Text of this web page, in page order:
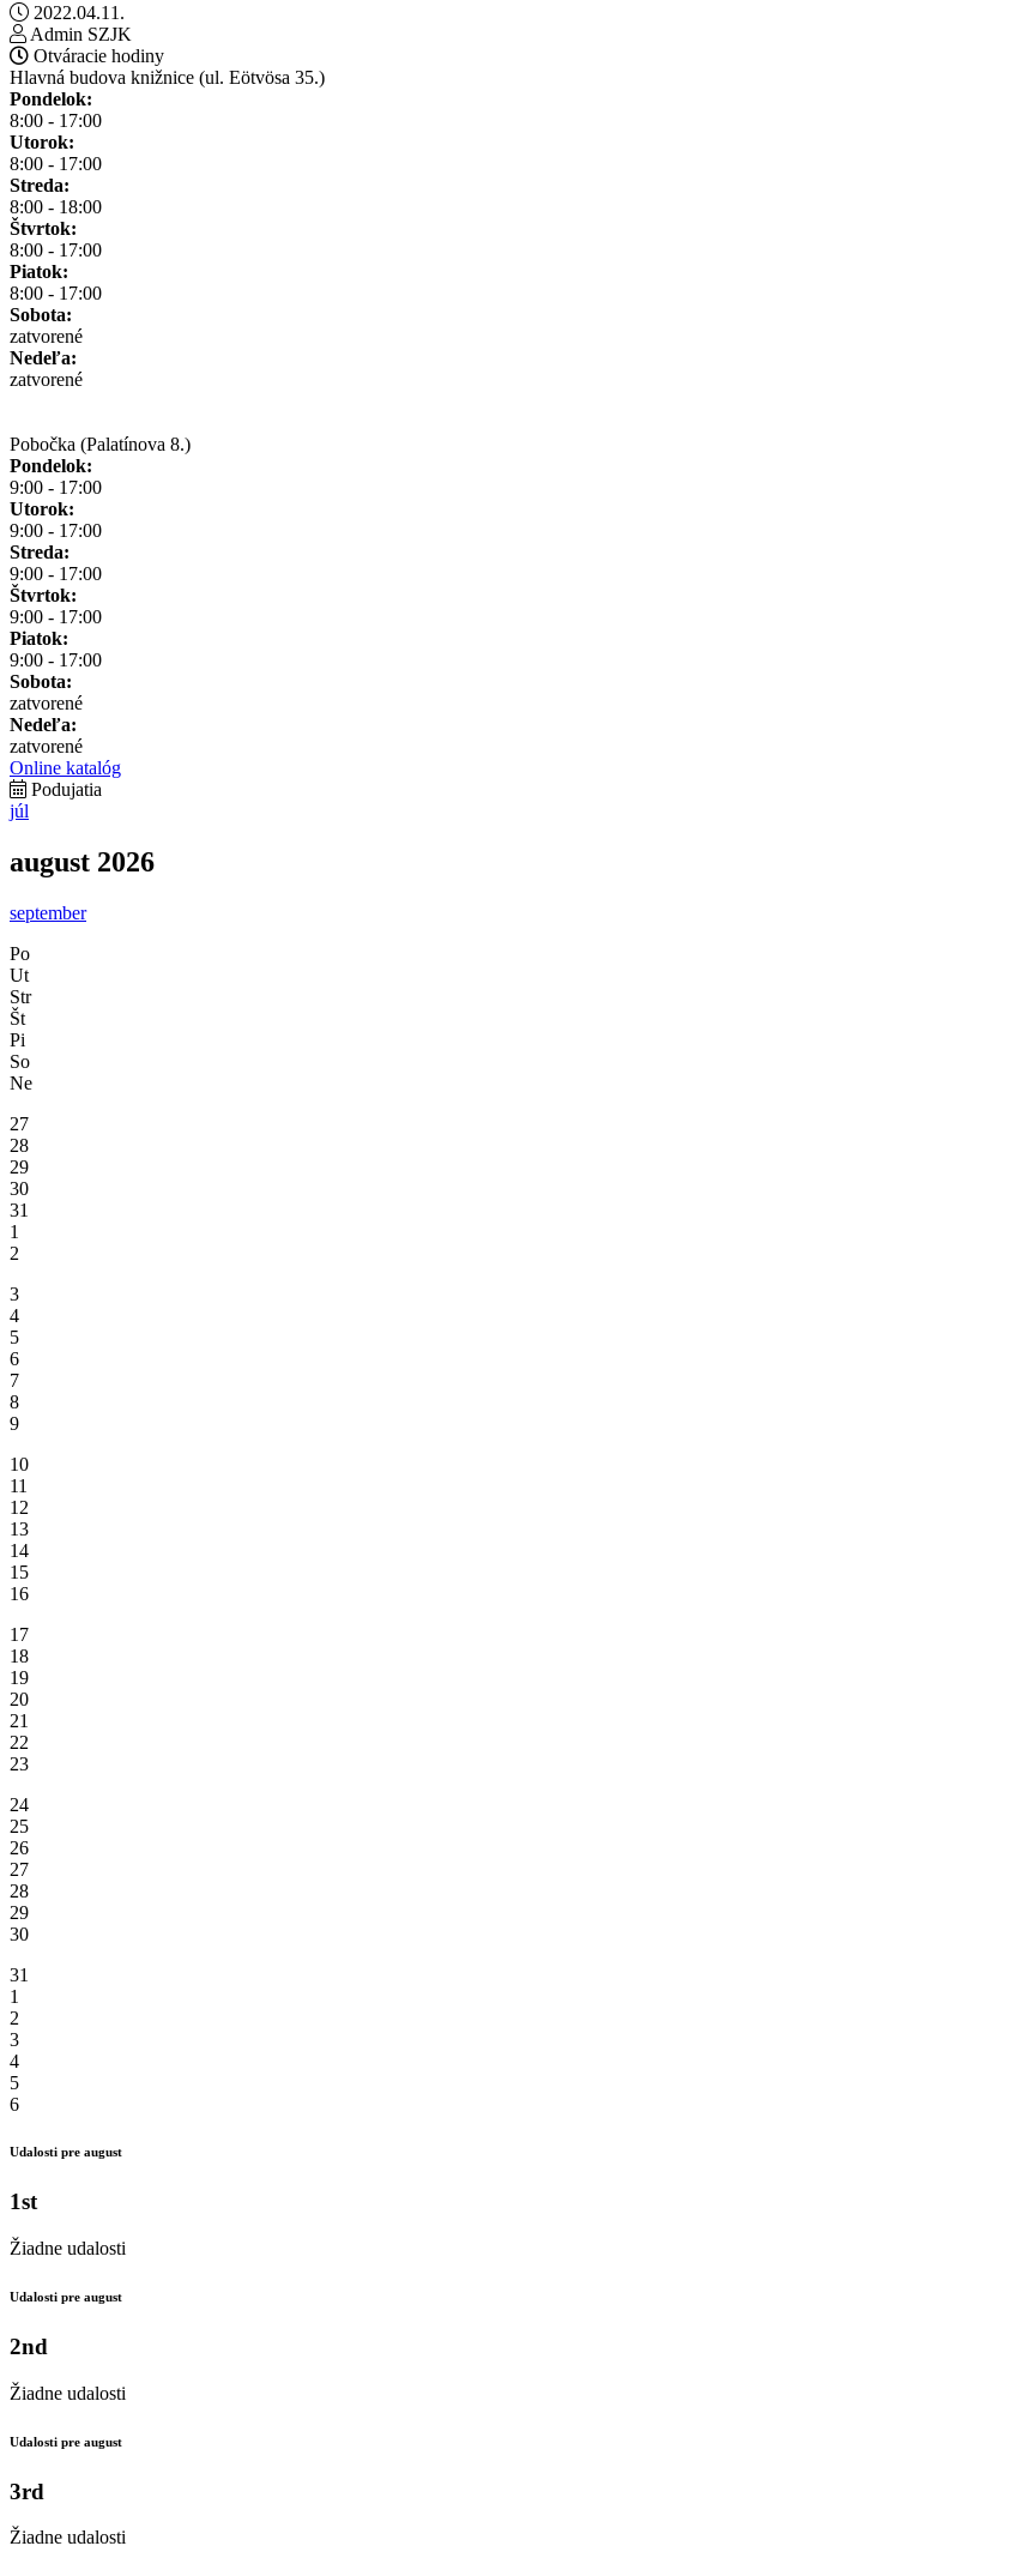
2022.04.11.
Admin SZJK
Otváracie hodiny
Hlavná budova knižnice (ul. Eötvösa 35.)
Pondelok:
8:00 - 17:00
Utorok:
8:00 - 17:00
Streda:
8:00 - 18:00
Štvrtok:
8:00 - 17:00
Piatok:
8:00 - 17:00
Sobota:
zatvorené
Nedeľa:
zatvorené
Pobočka (Palatínova 8.)
Pondelok:
9:00 - 17:00
Utorok:
9:00 - 17:00
Streda:
9:00 - 17:00
Štvrtok:
9:00 - 17:00
Piatok:
9:00 - 17:00
Sobota:
zatvorené
Nedeľa:
zatvorené
Online katalóg
Podujatia
júl
august 2026
september
Po
Ut
Str
Št
Pi
So
Ne
27
28
29
30
31
1
2
3
4
5
6
7
8
9
10
11
12
13
14
15
16
17
18
19
20
21
22
23
24
25
26
27
28
29
30
31
1
2
3
4
5
6
Udalosti pre august
1st
Žiadne udalosti
Udalosti pre august
2nd
Žiadne udalosti
Udalosti pre august
3rd
Žiadne udalosti